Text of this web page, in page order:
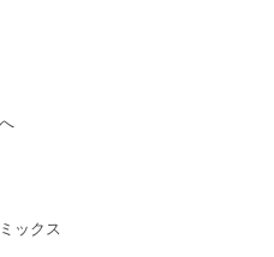
ックス